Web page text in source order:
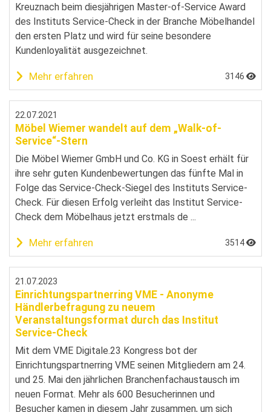
Kreuznach beim diesjährigen Master-of-Service Award
des Instituts Service-Check in der Branche Möbelhandel
den ersten Platz und wird für seine besondere
Kundenloyalität ausgezeichnet.
Mehr erfahren 3146
22.07.2021
Möbel Wiemer wandelt auf dem „Walk-of-
Service“-Stern
Die Möbel Wiemer GmbH und Co. KG in Soest erhält für
ihre sehr guten Kundenbewertungen das fünfte Mal in
Folge das Service-Check-Siegel des Instituts Service-
Check. Für diesen Erfolg verleiht das Institut Service-
Check dem Möbelhaus jetzt erstmals de ...
Mehr erfahren 3514
21.07.2023
Einrichtungspartnerring VME - Anonyme
Händlerbefragung zu neuem
Veranstaltungsformat durch das Institut
Service-Check
Mit dem VME Digitale.23 Kongress bot der
Einrichtungspartnerring VME seinen Mitgliedern am 24.
und 25. Mai den jährlichen Branchenfachaustausch im
neuen Format. Mehr als 600 Besucherinnen und
Besucher kamen in diesem Jahr zusammen, um sich